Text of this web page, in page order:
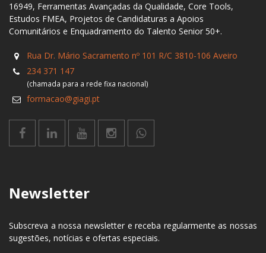
16949, Ferramentas Avançadas da Qualidade, Core Tools,
Estudos FMEA, Projetos de Candidaturas a Apoios
Comunitários e Enquadramento do Talento Senior 50+.
Rua Dr. Mário Sacramento nº 101 R/C 3810-106 Aveiro
234 371 147
(chamada para a rede fixa nacional)
formacao@giagi.pt
Newsletter
Subscreva a nossa newsletter e receba regularmente as nossas
sugestões, notícias e ofertas especiais.